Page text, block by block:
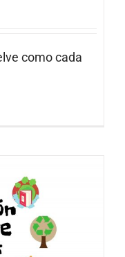
como cada